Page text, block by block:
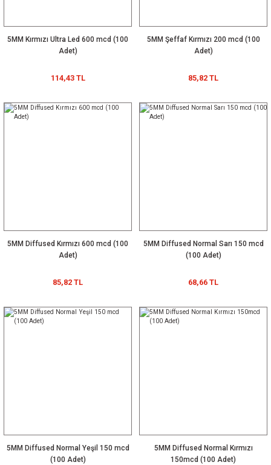
5MM Kırmızı Ultra Led 600 mcd (100
Adet)
114,43 TL
5MM Şeffaf Kırmızı 200 mcd (100
Adet)
85,82 TL
5MM Diffused Kırmızı 600 mcd (100
Adet)
85,82 TL
5MM Diffused Normal Sarı 150 mcd
(100 Adet)
68,66 TL
5MM Diffused Normal Yeşil 150 mcd
(100 Adet)
5MM Diffused Normal Kırmızı
150mcd (100 Adet)